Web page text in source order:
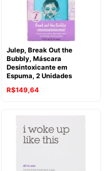
Julep, Break Out the
Bubbly, Máscara
Desintoxicante em
Espuma, 2 Unidades
R$149,64